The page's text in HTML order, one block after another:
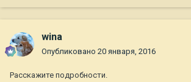
wina
Опубликовано 20 января, 2016
Расскажите подробности.